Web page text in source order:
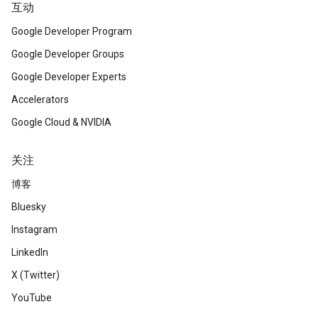
互动
Google Developer Program
Google Developer Groups
Google Developer Experts
Accelerators
Google Cloud & NVIDIA
关注
博客
Bluesky
Instagram
LinkedIn
X (Twitter)
YouTube